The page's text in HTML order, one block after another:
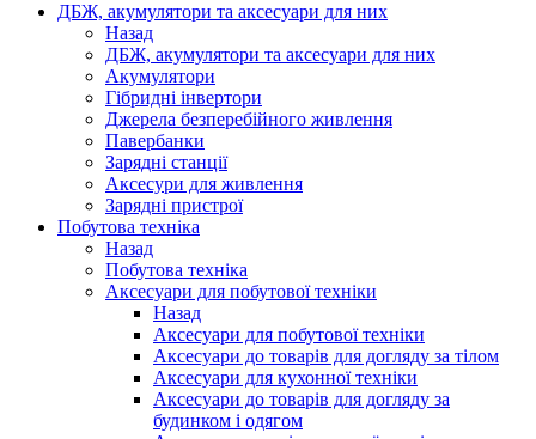
ДБЖ, акумулятори та аксесуари для них
Назад
ДБЖ, акумулятори та аксесуари для них
Акумулятори
Гібридні інвертори
Джерела безперебійного живлення
Павербанки
Зарядні станції
Аксесури для живлення
Зарядні пристрої
Побутова техніка
Назад
Побутова техніка
Аксесуари для побутової техніки
Назад
Аксесуари для побутової техніки
Аксесуари до товарів для догляду за тілом
Аксесуари для кухонної техніки
Аксесуари до товарів для догляду за
будинком і одягом